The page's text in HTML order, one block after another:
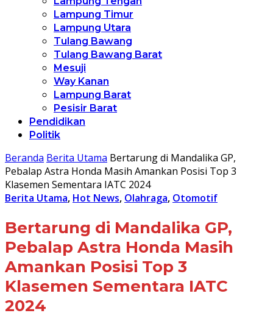
Lampung Timur
Lampung Utara
Tulang Bawang
Tulang Bawang Barat
Mesuji
Way Kanan
Lampung Barat
Pesisir Barat
Pendidikan
Politik
Beranda Berita Utama Bertarung di Mandalika GP,
Pebalap Astra Honda Masih Amankan Posisi Top 3
Klasemen Sementara IATC 2024
Berita Utama, Hot News, Olahraga, Otomotif
Bertarung di Mandalika GP,
Pebalap Astra Honda Masih
Amankan Posisi Top 3
Klasemen Sementara IATC
2024